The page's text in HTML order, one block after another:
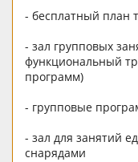
- бесплатный план
- зал групповых
функциональный
программ)
- групповые
- зал для занятий
снарядами